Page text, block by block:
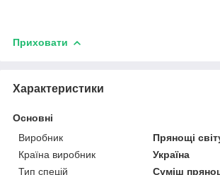
Приховати
Характеристики
Основні
Виробник
Прянощі
Країна виробник
Україна
Тип спецій
Суміш